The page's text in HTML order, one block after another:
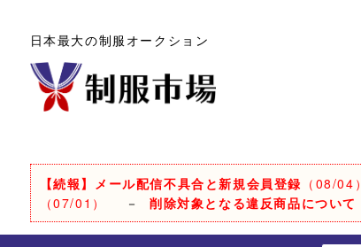
日本最大の制服オークション
【続報】メール配信不具合と新規会員登録 （08/04）
（07/01）
－ 削除対象となる違反商品について